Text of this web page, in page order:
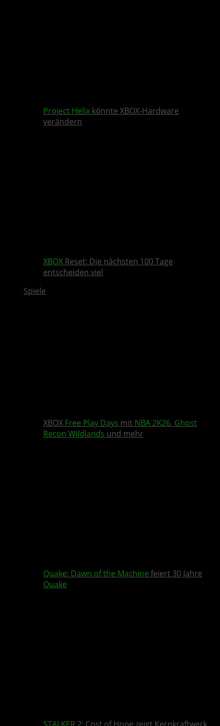
Project Helix könnte XBOX-Hardware
verändern
XBOX Reset: Die nächsten 100 Tage
entscheiden viel
Spiele
XBOX Free Play Days mit NBA 2K26, Ghost
Recon Wildlands und mehr
Quake: Dawn of the Machine feiert 30 Jahre
Quake